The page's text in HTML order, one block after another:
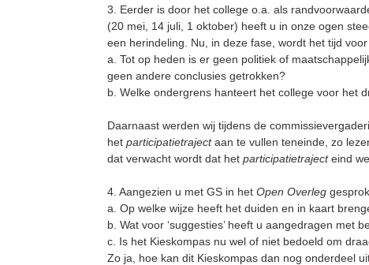
3. Eerder is door het college o.a. als
(20 mei, 14 juli, 1 oktober) heeft u in onze ogen
een herindeling. Nu, in deze fase, wordt het tijd voor
a. Tot op heden is er geen politiek of
geen andere conclusies getrokken?
b. Welke ondergrens hanteert het college voor het
Daarnaast werden wij tijdens de
het participatietrajectaan te vullen teneinde, zo
dat verwacht wordt dat het participatietrajecteind
4. Aangezien u met GS in het Open Overleg
a. Op welke wijze heeft het duiden en in kaart
b. Wat voor ‘suggesties’ heeft u aangedragen met
c. Is het Kieskompas nu wel of niet bedoeld om
Zo ja, hoe kan dit Kieskompas dan nog onderdeel